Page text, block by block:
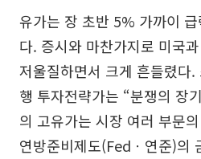
유가는 장 초반 5% 가까이
다. 증시와 마찬가지로 미국
저울질하면서 크게 흔들렸다
행 투자전략가는 “분쟁의 장
의 고유가는 시장 여러 부문
연방준비제도(Fedㆍ연준)의